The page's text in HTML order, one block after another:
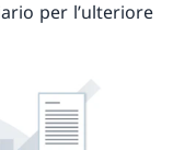
per l’ulteriore